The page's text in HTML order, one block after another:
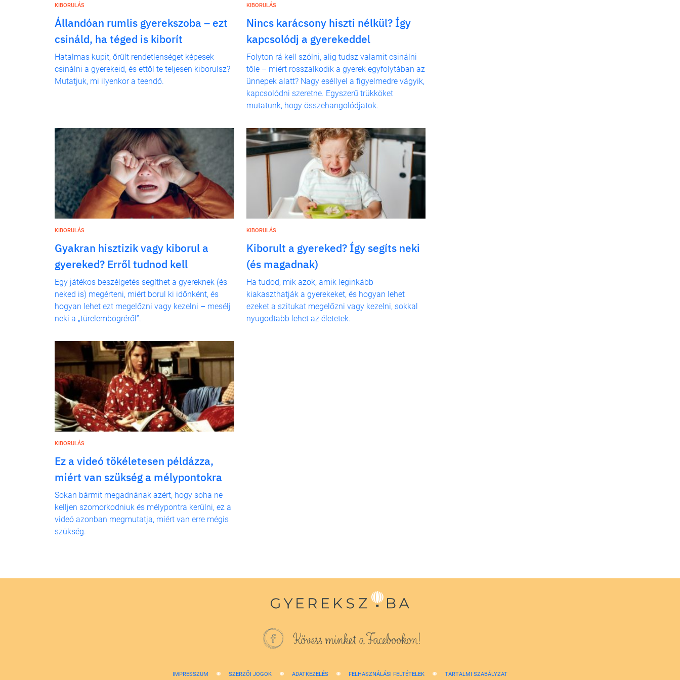
KIBORULÁS
Állandóan rumlis gyerekszoba – ezt
csináld, ha téged is kiborít
Hatalmas kupit, őrült rendetlenséget képesek
csinálni a gyerekeid, és ettől te teljesen kiborulsz?
Mutatjuk, mi ilyenkor a teendő.
KIBORULÁS
Nincs karácsony hiszti nélkül? Így
kapcsolódj a gyerekeddel
Folyton rá kell szólni, alig tudsz valamit csinálni
tőle – miért rosszalkodik a gyerek egyfolytában az
ünnepek alatt? Nagy eséllyel a figyelmedre vágyik,
kapcsolódni szeretne. Egyszerű trükköket
mutatunk, hogy összehangolódjatok.
KIBORULÁS
Gyakran hisztizik vagy kiborul a
gyereked? Erről tudnod kell
Egy játékos beszélgetés segíthet a gyereknek (és
neked is) megérteni, miért borul ki időnként, és
hogyan lehet ezt megelőzni vagy kezelni – mesélj
neki a „türelembögréről”.
KIBORULÁS
Kiborult a gyereked? Így segíts neki
(és magadnak)
Ha tudod, mik azok, amik leginkább
kiakaszthatják a gyerekeket, és hogyan lehet
ezeket a szitukat megelőzni vagy kezelni, sokkal
nyugodtabb lehet az életetek.
KIBORULÁS
Ez a videó tökéletesen példázza,
miért van szükség a mélypontokra
Sokan bármit megadnának azért, hogy soha ne
kelljen szomorkodniuk és mélypontra kerülni, ez a
videó azonban megmutatja, miért van erre mégis
szükség.
Kövess minket a Facebookon!
IMPRESSZUM SZERZŐI JOGOK ADATKEZELÉS FELHASZNÁLÁSI FELTÉTELEK TARTALMI SZABÁLYZAT